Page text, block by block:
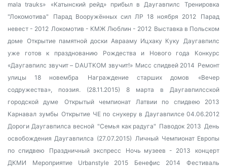
mala trauks»
«Катынский рейд» прибыл в Даугавпилс
Тренировка
"Локомотива"
Парад Вооружённых сил ЛР 18 ноября 2012
Парад
невест - 2012 Локомотив - КМЖ Люблин - 2012 Выставка в Польском
доме Открытие памятной доски Аврааму Ицхаку Куку
Даугавпилс
уже готов к празднованию Рождества и Нового года Конкурс
«Даугавпилс звучит – DAUTKOM звучит!» Мисс спидвей 2014 Ремонт
улицы 18 новембра
Награждение старших домов
«Вечер
содружества», поэзия. (28.11.2015) 8 марта в Даугавпилсской
городской думе
Открытый чемпионат Латвии по спидвею 2013
Карнавал зумбы Открытие ЧЕ по снукеру в Даугавпилсе 04.06.2012
Дороги Даугавпилса весной "Семья как радуга" Паводок 2013 День
освобождения Даугавпилса (27.07.2015) Личный Чемпионат Европы
по спидвею
Праздничный экспресс Ночь музеев - 2013
концерт
ДКМИ
Мероприятие Urbanstyle 2015 Бенефис 2014
Фестиваль